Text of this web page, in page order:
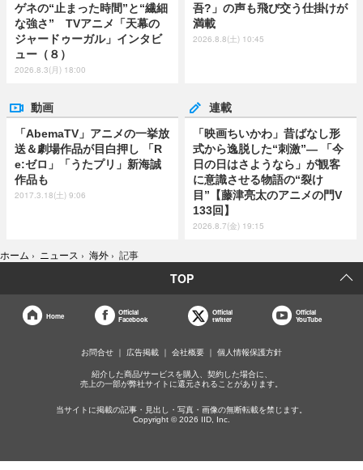
ゲネの“止まった時間”と“繊細
な強さ” TVアニメ「天幕の
ジャードゥーガル」インタビ
ュー（８）
2026.8.3(月) 18:00
吾?」の声も飛び交う仕掛けが
満載
2026.8.8(土) 10:45
動画
「AbemaTV」アニメの一挙放
送＆劇場作品が目白押し 「R
e:ゼロ」「うたプリ」新海誠
作品も
2017.3.18(土) 9:06
連載
「映画ちいかわ」昔ばなし形
式から逸脱した“刺激”― 「今
日の日はさようなら」が観客
に意識させる物語の“裂け
目”【藤津亮太のアニメの門V
133回】
2026.8.7(金) 19:15
ホーム › ニュース › 海外 › 記事
TOP
Home
Official
Facebook
Official
twitter
Official
YouTube
お問合せ 広告掲載 会社概要 個人情報保護方針
紹介した商品/サービスを購入、契約した場合に、
売上の一部が弊社サイトに還元されることがあります。
当サイトに掲載の記事・見出し・写真・画像の無断転載を禁じます。
Copyright © 2026 IID, Inc.